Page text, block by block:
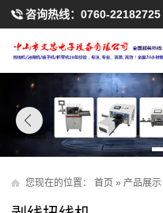
咨询热线： 0760-22182725
您现在的位置： 首页 » 产品展示